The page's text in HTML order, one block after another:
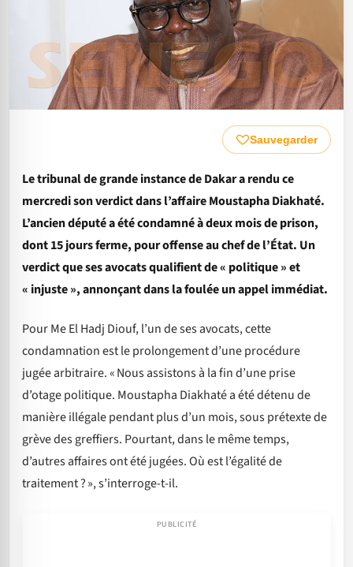
Sauvegarder
Le tribunal de grande instance de Dakar a rendu ce
mercredi son verdict dans l’affaire Moustapha Diakhaté.
L’ancien député a été condamné à deux mois de prison,
dont 15 jours ferme, pour offense au chef de l’État. Un
verdict que ses avocats qualifient de « politique » et
« injuste », annonçant dans la foulée un appel immédiat.
Pour Me El Hadj Diouf, l’un de ses avocats, cette
condamnation est le prolongement d’une procédure
jugée arbitraire. « Nous assistons à la fin d’une prise
d’otage politique. Moustapha Diakhaté a été détenu de
manière illégale pendant plus d’un mois, sous prétexte de
grève des greffiers. Pourtant, dans le même temps,
d’autres affaires ont été jugées. Où est l’égalité de
traitement ? », s’interroge-t-il.